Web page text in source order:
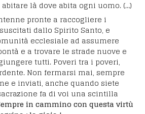
là dove abita ogni uomo. (…)
pronte a raccogliere i
dallo Spirito Santo, e
ecclesiale ad assumere
e a trovare le strade nuove e
tutti. Poveri tra i poveri,
Non fermarsi mai, sempre
e inviati, anche quando siete
fa di voi una scintilla
in cammino con questa virtù